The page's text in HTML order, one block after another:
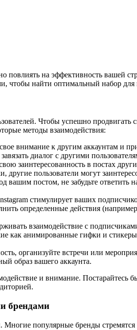
повлиять на эффективность вашей
чтобы найти оптимальный набор для
Чтобы успешно
методы взаимодействия:
внимание к другим аккаунтам и
диалог с другими
заинтересованность в постах
другие пользователи могут
вашим постом, не забудьте
стимулирует ваших
определенные действия
взаимодействие с
как анимированные гифки и
организуйте встречи или
образ вашего аккаунта.
и внимание.
брендами
популярные бренды